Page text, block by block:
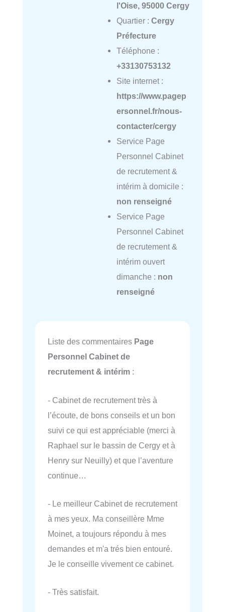
l'Oise, 95000 Cergy
Quartier : Cergy
Préfecture
Téléphone :
+33130753132
Site internet :
https://www.pagep
ersonnel.fr/nous-
contacter/cergy
Service Page
Personnel Cabinet
de recrutement &
intérim à domicile :
non renseigné
Service Page
Personnel Cabinet
de recrutement &
intérim ouvert
dimanche : non
renseigné
Liste des commentaires Page
Personnel Cabinet de
recrutement & intérim :
- Cabinet de recrutement très à
l’écoute, de bons conseils et un bon
suivi ce qui est appréciable (merci à
Raphael sur le bassin de Cergy et à
Henry sur Neuilly) et que l’aventure
continue…
- Le meilleur Cabinet de recrutement
à mes yeux. Ma conseillère Mme
Moinet, a toujours répondu à mes
demandes et m'a trés bien entouré.
Je le conseille vivement ce cabinet.
- Très satisfait.